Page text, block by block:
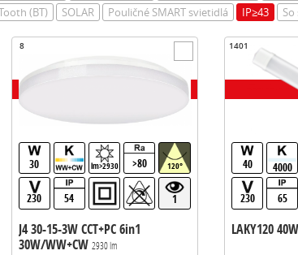
(BT) SOLAR Pouličné SMART svietidlá IP≥43
8
30 lm>2930 >80 120°
230 54 1
J4 30-15-3W CCT+PC 6in1
30W/WW+CW 2930 lm
1401
40 4000
230 65
LAKY120